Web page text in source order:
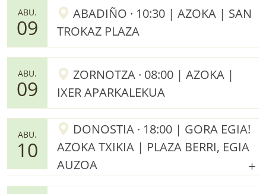
ABU.
09
ABADIÑO · 10:30 | AZOKA | SAN
TROKAZ PLAZA
ABU.
09
ZORNOTZA · 08:00 | AZOKA |
IXER APARKALEKUA
ABU.
10
DONOSTIA · 18:00 | GORA EGIA!
AZOKA TXIKIA | PLAZA BERRI, EGIA
AUZOA